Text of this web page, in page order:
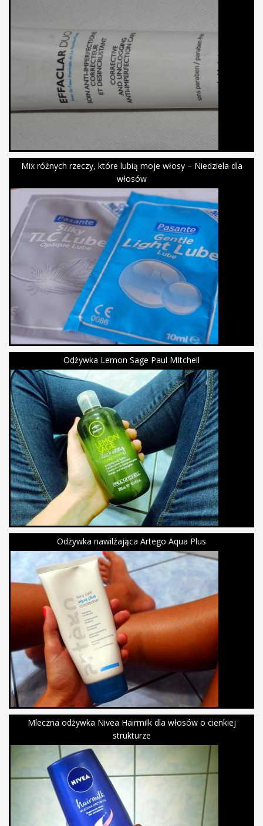
Mix różnych rzeczy, które lubią moje włosy – Niedziela dla
włosów
Odżywka Lemon Sage Paul MItchell
Odżywka nawilżająca Artego Aqua Plus
Mleczna odżywka Nivea Hairmilk dla włosów o cienkiej
strukturze